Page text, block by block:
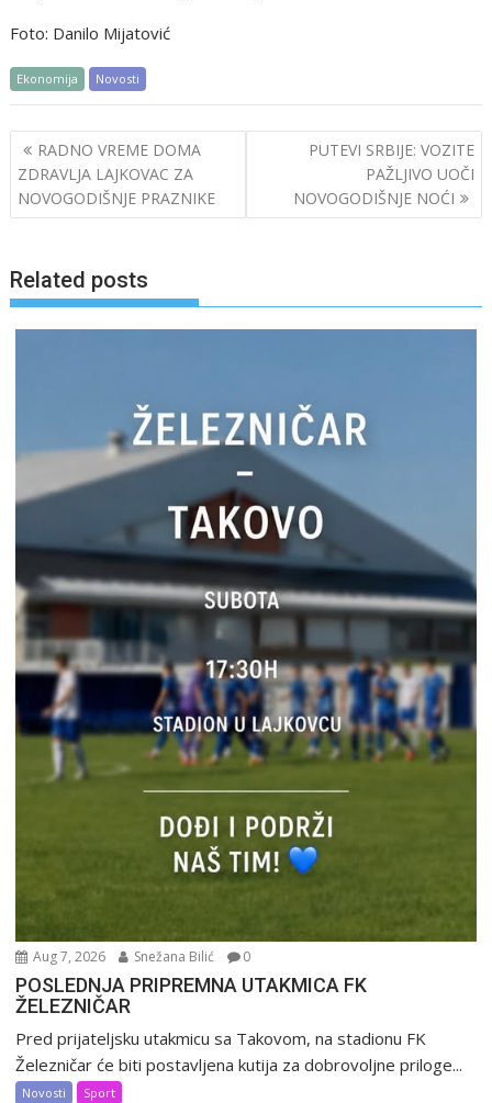
Foto: Danilo Mijatović
Ekonomija Novosti
Post
navigation
RADNO VREME DOMA
ZDRAVLJA LAJKOVAC ZA
NOVOGODIŠNJE PRAZNIKE
PUTEVI SRBIJE: VOZITE
PAŽLJIVO UOČI
NOVOGODIŠNJE NOĆI
Related posts
Aug 7, 2026 Snežana Bilić 0
POSLEDNJA PRIPREMNA UTAKMICA FK
ŽELEZNIČAR
Pred prijateljsku utakmicu sa Takovom, na stadionu FK
Železničar će biti postavljena kutija za dobrovoljne priloge...
Novosti Sport